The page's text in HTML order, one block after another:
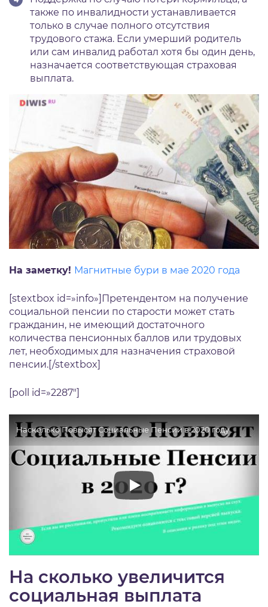
также по инвалидности устанавливается
только в случае полного отсутствия
трудового стажа. Если умерший родитель
или сам инвалид работал хотя бы один день,
назначается соответствующая страховая
выплата.
На заметку! Магнитные бури в мае 2020 года
[stextbox id=»info»]Претендентом на получение
социальной пенсии по старости может стать
гражданин, не имеющий достаточного
количества пенсионных баллов или трудовых
лет, необходимых для назначения страховой
пенсии.[/stextbox]
[poll id=»2287″]
Насколько Повысят Социальные Пенсии в 2020 году
На сколько увеличится
социальная выплата